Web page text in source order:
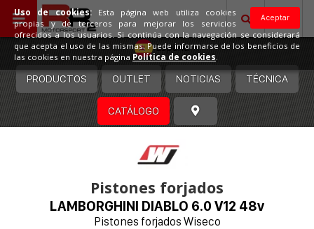
España
PRODUCTOS OUTLET NOTICIAS TÉCNICA
CATÁLOGO
Pistones forjados
LAMBORGHINI DIABLO 6.0 V12 48v
Pistones forjados Wiseco
Aceptar
Uso de cookies:Esta página web utiliza cookies
propias y de terceros para mejorar los servicios
ofrecidos a los usuarios. Si continúa con la navegación se considerará
que acepta el uso de las mismas. Puede informarse de los beneficios de
las cookies en nuestra página Política de cookies.